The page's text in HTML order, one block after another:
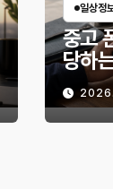
일상정
중고
당하
전 무